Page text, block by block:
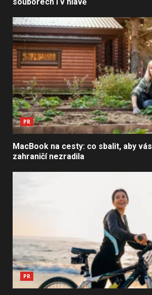
PR
MacBook na cesty: co sbalit, aby
zahraničí nezradila
PR